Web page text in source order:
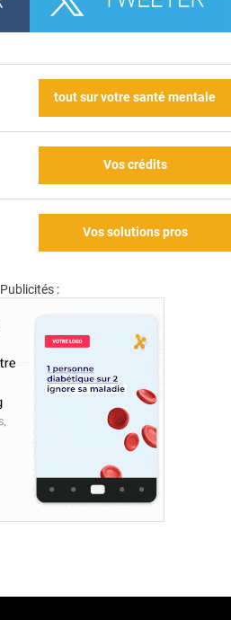
tout sur votre santé mentale
Vos crédits
Vos solutions pros
Publicités :